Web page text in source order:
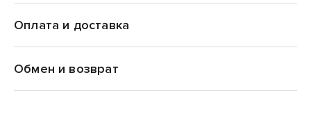
Оплата и доставка
Обмен и возврат